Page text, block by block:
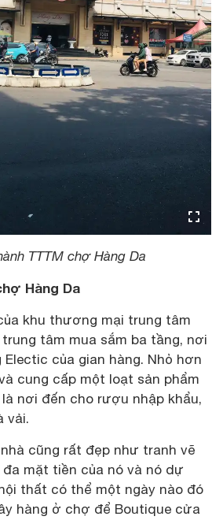
TTTM chợ Hàng Da
Hàng Da
khu thương mại trung tâm
tâm mua sắm ba tầng, nơi
của gian hàng. Nhỏ hơn
cung cấp một loạt sản phẩm
nơi đến cho rượu nhập khẩu,
vải.
cũng rất đẹp như tranh vẽ
mặt tiền của nó và nó dự
thất có thể một ngày nào đó
hàng ở chợ để Boutique cửa